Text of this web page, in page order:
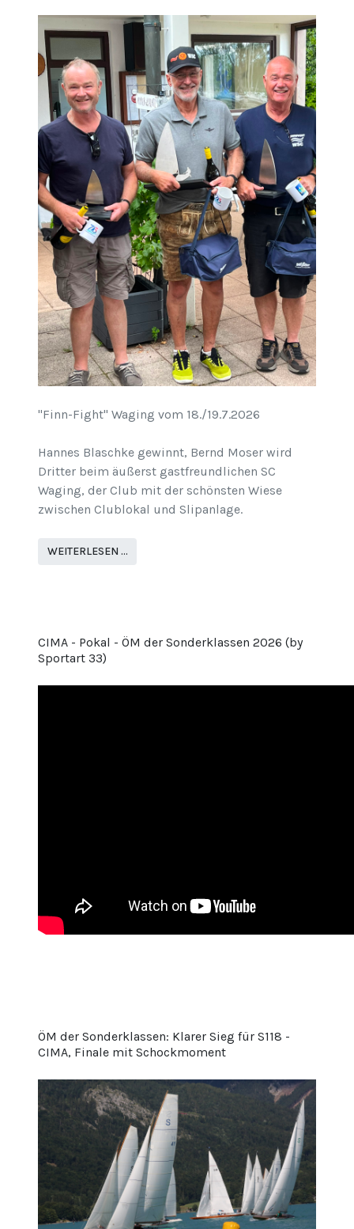
"Finn-Fight" Waging vom 18./19.7.2026
Hannes Blaschke gewinnt, Bernd Moser wird
Dritter beim äußerst gastfreundlichen SC
Waging, der Club mit der schönsten Wiese
zwischen Clublokal und Slipanlage.
WEITERLESEN …
CIMA - Pokal - ÖM der Sonderklassen 2026 (by
Sportart 33)
ÖM der Sonderklassen: Klarer Sieg für S118 -
CIMA, Finale mit Schockmoment